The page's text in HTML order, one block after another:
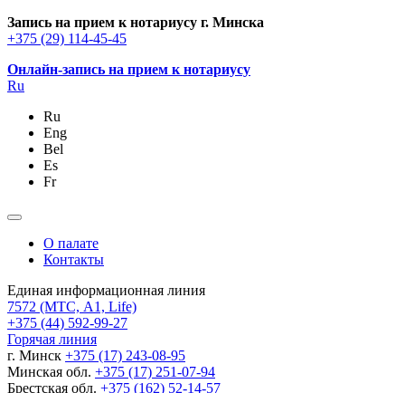
Запись на прием к нотариусу г. Минска
+375 (29) 114-45-45
Онлайн-запись на прием к нотариусу
Ru
Ru
Eng
Bel
Es
Fr
О палате
Контакты
Единая информационная линия
7572 (МТС, A1, Life)
+375 (44) 592-99-27
Горячая линия
г. Минск +375 (17) 243-08-95
Минская обл. +375 (17) 251-07-94
Брестская обл. +375 (162) 52-14-57